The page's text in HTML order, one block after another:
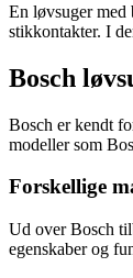
En løvsuger med
stikkontakter. I
Bosch
Bosch er kendt
modeller som
Forskellige
Ud over Bosch
egenskaber og